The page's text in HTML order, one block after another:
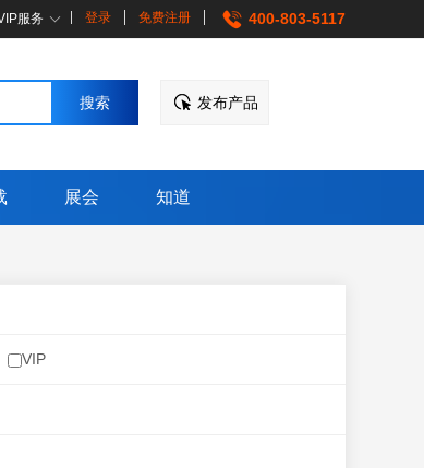
服务 登录 免费注册 400-803-5117
发布产品
展会 知道
VIP